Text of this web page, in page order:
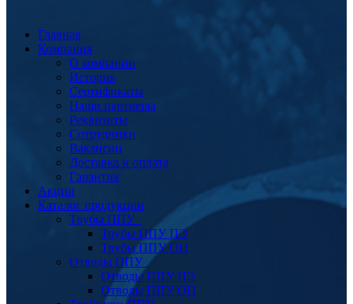
Главная
Компания
О компании
История
Сертификаты
Наши партнеры
Реквизиты
Сотрудники
Вакансии
Доставка и оплата
Гарантия
Акции
Каталог продукции
Трубы ППУ
Трубы ППУ ПЭ
Трубы ППУ ОЦ
Отводы ППУ
Отводы ППУ ПЭ
Отводы ППУ ОЦ